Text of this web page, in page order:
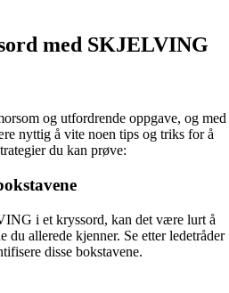
med SKJELVING
og utfordrende oppgave, og med
nyttig å vite noen tips og triks for å
du kan prøve:
i et kryssord, kan det være lurt å
du allerede kjenner. Se etter ledetråder
disse bokstavene.